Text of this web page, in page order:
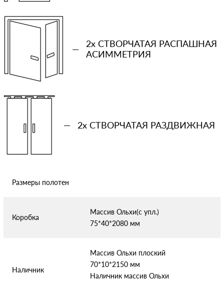
—
2x СТВОРЧАТАЯ РАСПАШНАЯ
АСИММЕТРИЯ
— 2x СТВОРЧАТАЯ РАЗДВИЖНАЯ
Размеры полотен
Коробка
Массив Ольхи(с упл.)
75*40*2080 мм
Наличник
Массив Ольхи плоский
70*10*2150 мм
Наличник массив Ольхи
Количество проемов
Ваша примерная смета на двери
Сообщение